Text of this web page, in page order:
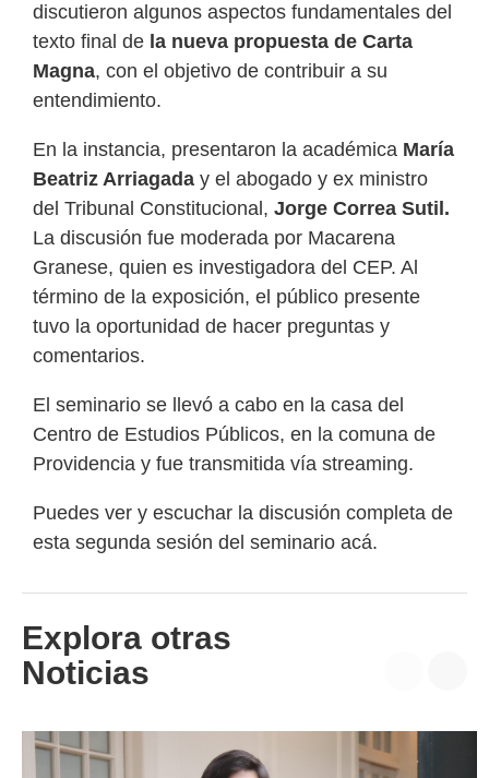
discutieron algunos aspectos fundamentales del
texto final de la nueva propuesta de Carta
Magna, con el objetivo de contribuir a su
entendimiento.
En la instancia, presentaron la académica María
Beatriz Arriagada y el abogado y ex ministro
del Tribunal Constitucional, Jorge Correa Sutil.
La discusión fue moderada por Macarena
Granese, quien es investigadora del CEP. Al
término de la exposición, el público presente
tuvo la oportunidad de hacer preguntas y
comentarios.
El seminario se llevó a cabo en la casa del
Centro de Estudios Públicos, en la comuna de
Providencia y fue transmitida vía streaming.
Puedes ver y escuchar la discusión completa de
esta segunda sesión del seminario acá.
Explora otras
Noticias